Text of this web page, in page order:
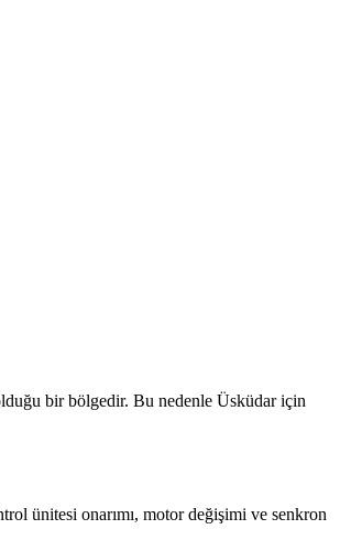
bir bölgedir. Bu nedenle Üsküdariçin
ünitesi onarımı, motor değişimi ve senkron